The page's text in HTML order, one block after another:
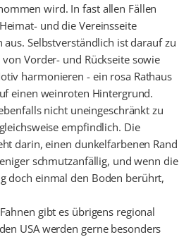
wird. In fast allen Fällen
und die Vereinsseite
aus. Selbstverständlich ist darauf zu
Vorder- und Rückseite sowie
harmonieren - ein rosa Rathaus
einen weinroten Hintergrund.
nicht uneingeschränkt zu
empfindlich. Die
darin, einen dunkelfarbenen Rand
schmutzanfällig, und wenn die
doch einmal den Boden berührt,
gibt es übrigens regional
USA werden gerne besonders